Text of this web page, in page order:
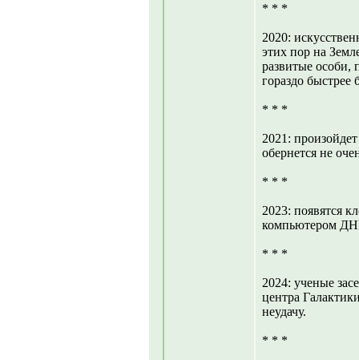
* * *
2020:
этих пор на
развитые особи,
гораздо быстрее
* * *
2021:
обернется не
* * *
2023: появятся
компьютером
* * *
2024: ученые
центра
неудачу.
* * *